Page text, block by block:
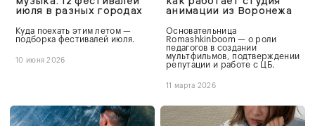
июля в разных городах
Куда поехать этим летом —
подборка фестивалей июля.
10 июня 2026
анимации из Воронежа
Основательница
Romashkinboom — о роли
педагогов в создании
мультфильмов, подтверждении
репутации и работе с ЦБ.
11 марта 2026